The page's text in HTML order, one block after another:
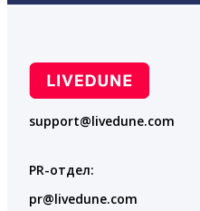
support@livedune.com
PR-отдел:
pr@livedune.com